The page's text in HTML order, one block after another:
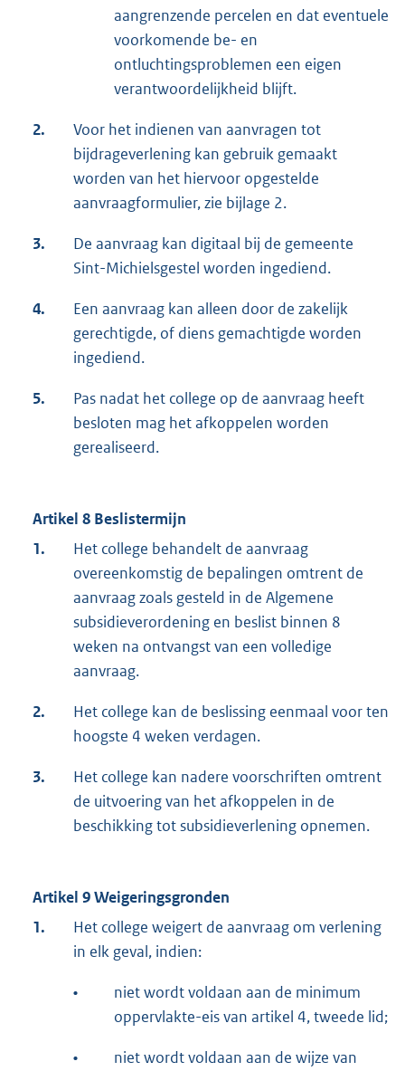
aangrenzende percelen en dat eventuele
voorkomende be- en
ontluchtingsproblemen een eigen
verantwoordelijkheid blijft.
2.
Voor het indienen van aanvragen tot
bijdrageverlening kan gebruik gemaakt
worden van het hiervoor opgestelde
aanvraagformulier, zie bijlage 2.
3.
De aanvraag kan digitaal bij de gemeente
Sint-Michielsgestel worden ingediend.
4.
Een aanvraag kan alleen door de zakelijk
gerechtigde, of diens gemachtigde worden
ingediend.
5.
Pas nadat het college op de aanvraag heeft
besloten mag het afkoppelen worden
gerealiseerd.
Artikel 8 Beslistermijn
1.
Het college behandelt de aanvraag
overeenkomstig de bepalingen omtrent de
aanvraag zoals gesteld in de Algemene
subsidieverordening en beslist binnen 8
weken na ontvangst van een volledige
aanvraag.
2.
Het college kan de beslissing eenmaal voor ten
hoogste 4 weken verdagen.
3.
Het college kan nadere voorschriften omtrent
de uitvoering van het afkoppelen in de
beschikking tot subsidieverlening opnemen.
Artikel 9 Weigeringsgronden
1.
Het college weigert de aanvraag om verlening
in elk geval, indien:
•
niet wordt voldaan aan de minimum
oppervlakte-eis van artikel 4, tweede lid;
•
niet wordt voldaan aan de wijze van